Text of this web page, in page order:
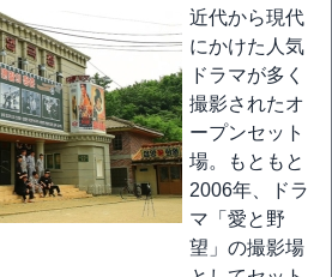
近代から現代
にかけた人気
ドラマが多く
撮影されたオ
ープンセット
場。もともと
2006年、ドラ
マ「愛と野
望」の撮影場